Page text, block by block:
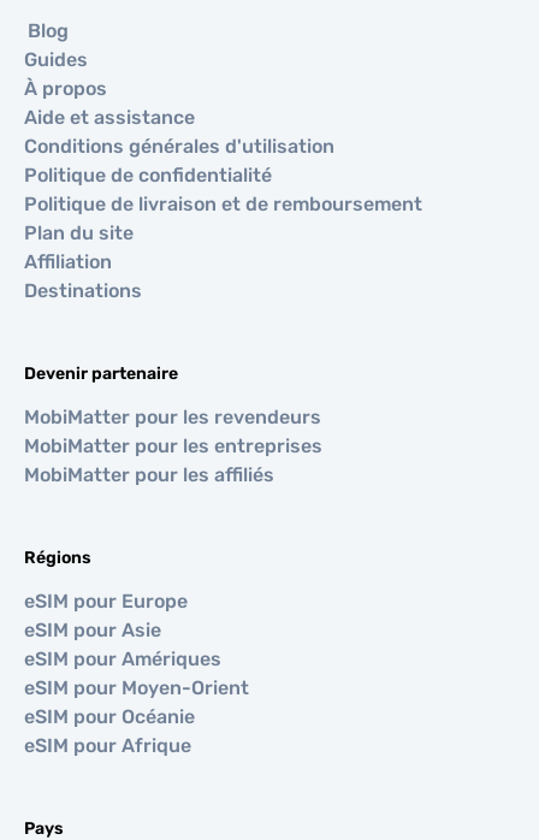
Blog
Guides
À propos
Aide et assistance
Conditions générales d'utilisation
Politique de confidentialité
Politique de livraison et de remboursement
Plan du site
Affiliation
Destinations
Devenir partenaire
MobiMatter pour les revendeurs
MobiMatter pour les entreprises
MobiMatter pour les affiliés
Régions
eSIM pour Europe
eSIM pour Asie
eSIM pour Amériques
eSIM pour Moyen-Orient
eSIM pour Océanie
eSIM pour Afrique
Pays